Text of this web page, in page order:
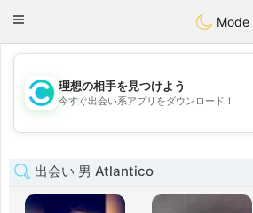
olombiaCitas
Toggle
Mode
💖
💕
理想の相手を見つけよう
今すぐ出会い系アプリをダウンロード！
出会い 男 Atlantico